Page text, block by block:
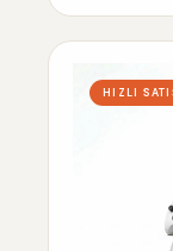
HIZLI